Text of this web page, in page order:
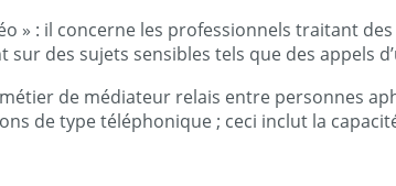
» : il concerne les professionnels traitant
des sujets sensibles tels que des appels
de médiateur relais entre personnes
de type téléphonique ; ceci inclut la